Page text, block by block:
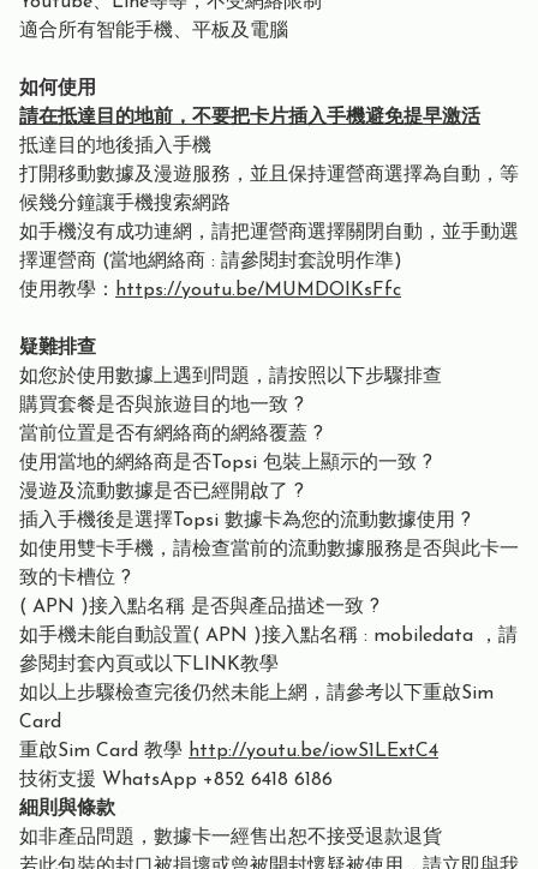
適合所有智能手機、平板及電腦
如何使用
請在抵達目的地前，不要把卡片插入手機避免提早激活
抵達目的地後插入手機
打開移動數據及漫遊服務，並且保持運營商選擇為自動，等
候幾分鐘讓手機搜索網路
如手機沒有成功連網，請把運營商選擇關閉自動，並手動選
擇運營商 (當地網絡商 : 請參閱封套說明作準)
使用教學： https://youtu.be/MUMDOIKsFfc
疑難排查
如您於使用數據上遇到問題，請按照以下步驟排查
購買套餐是否與旅遊目的地一致 ?
當前位置是否有網絡商的網絡覆蓋 ?
使用當地的網絡商是否Topsi 包裝上顯示的一致 ?
漫遊及流動數據是否已經開啟了 ?
插入手機後是選擇Topsi 數據卡為您的流動數據使用 ?
如使用雙卡手機，請檢查當前的流動數據服務是否與此卡一
致的卡槽位 ?
( APN )接入點名稱 是否與產品描述一致 ?
如手機未能自動設置( APN )接入點名稱 : mobiledata ，請
參閱封套內頁或以下LINK教學
如以上步驟檢查完後仍然未能上網，請參考以下重啟Sim
Card
重啟Sim Card 教學 http://youtu.be/iowS1LExtC4
技術支援 WhatsApp +852 6418 6186
細則與條款
如非產品問題，數據卡一經售出恕不接受退款退貨